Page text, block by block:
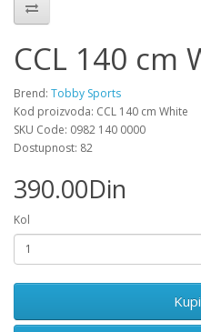
CCL 140 cm
Brend: Tobby Sports
Kod proizvoda: CCL 140 cm White
SKU Code: 0982 140 0000
Dostupnost: 82
390.00Din
Kol